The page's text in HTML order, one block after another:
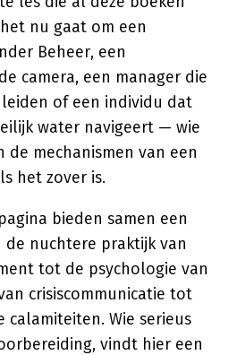
nu gaat om een
Beheer, een
camera, een manager die
of een individu dat
water navigeert — wie
mechanismen van een
het zover is.
bieden samen een
de nuchtere praktijk van
tot de psychologie van
crisiscommunicatie tot
calamiteiten. Wie serieus
vindt hier een